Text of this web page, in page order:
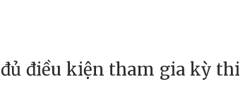
đủ điều kiện tham gia kỳ